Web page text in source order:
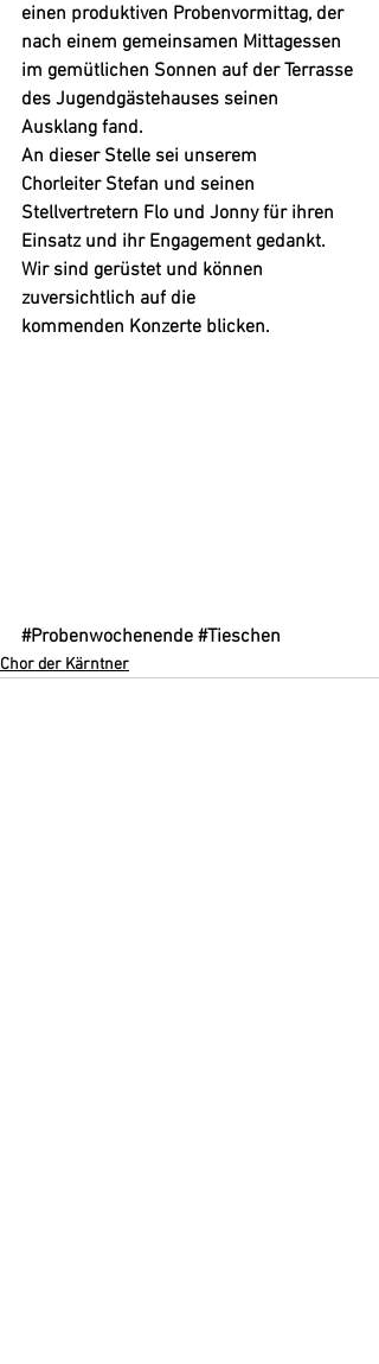
einen produktiven Probenvormittag, der
nach einem gemeinsamen Mittagessen
im gemütlichen Sonnen auf der Terrasse
des Jugendgästehauses seinen
Ausklang fand.
An dieser Stelle sei unserem
Chorleiter Stefan und seinen
Stellvertretern Flo und Jonny für ihren
Einsatz und ihr Engagement gedankt.
Wir sind gerüstet und können
zuversichtlich auf die
kommenden Konzerte blicken.
#Probenwochenende #Tieschen
Chor der Kärntner